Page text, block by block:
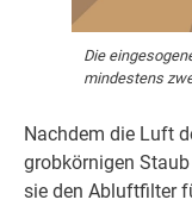
Die
mindestens
Nachdem die Luft
grobkörnigen
sie den Abluftfilter